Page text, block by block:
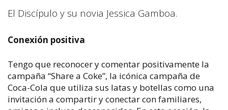
El Discípulo y su novia Jessica Gamboa.
Conexión positiva
Tengo que reconocer y comentar positivamente la
campaña “Share a Coke”, la icónica campaña de
Coca-Cola que utiliza sus latas y botellas como una
invitación a compartir y conectar con familiares,